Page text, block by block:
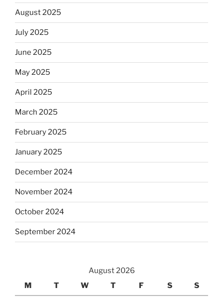
August 2025
July 2025
June 2025
May 2025
April 2025
March 2025
February 2025
January 2025
December 2024
November 2024
October 2024
September 2024
August 2026
M
T W T F S S